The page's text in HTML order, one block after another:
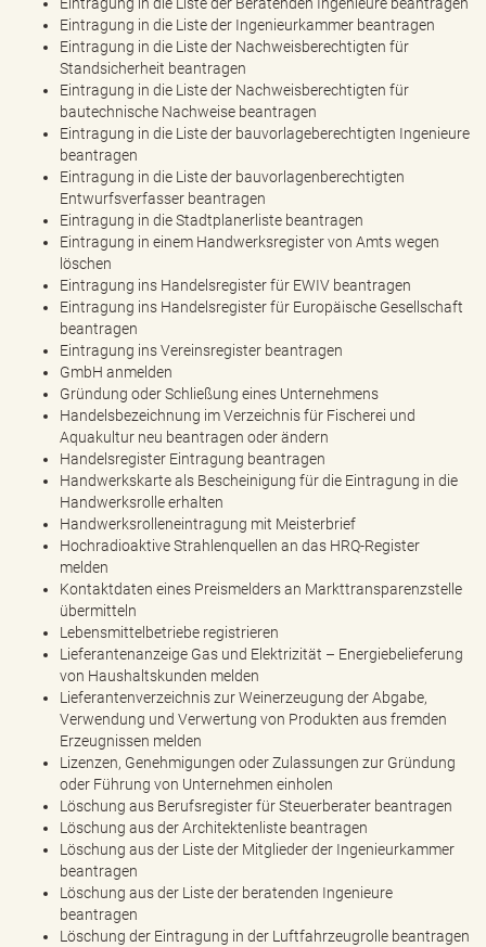
Eintragung in die Liste der Ingenieurkammer beantragen
Eintragung in die Liste der Nachweisberechtigten für
Standsicherheit beantragen
Eintragung in die Liste der Nachweisberechtigten für
bautechnische Nachweise beantragen
Eintragung in die Liste der bauvorlageberechtigten Ingenieure
beantragen
Eintragung in die Liste der bauvorlagenberechtigten
Entwurfsverfasser beantragen
Eintragung in die Stadtplanerliste beantragen
Eintragung in einem Handwerksregister von Amts wegen
löschen
Eintragung ins Handelsregister für EWIV beantragen
Eintragung ins Handelsregister für Europäische Gesellschaft
beantragen
Eintragung ins Vereinsregister beantragen
GmbH anmelden
Gründung oder Schließung eines Unternehmens
Handelsbezeichnung im Verzeichnis für Fischerei und
Aquakultur neu beantragen oder ändern
Handelsregister Eintragung beantragen
Handwerkskarte als Bescheinigung für die Eintragung in die
Handwerksrolle erhalten
Handwerksrolleneintragung mit Meisterbrief
Hochradioaktive Strahlenquellen an das HRQ-Register
melden
Kontaktdaten eines Preismelders an Markttransparenzstelle
übermitteln
Lebensmittelbetriebe registrieren
Lieferantenanzeige Gas und Elektrizität – Energiebelieferung
von Haushaltskunden melden
Lieferantenverzeichnis zur Weinerzeugung der Abgabe,
Verwendung und Verwertung von Produkten aus fremden
Erzeugnissen melden
Lizenzen, Genehmigungen oder Zulassungen zur Gründung
oder Führung von Unternehmen einholen
Löschung aus Berufsregister für Steuerberater beantragen
Löschung aus der Architektenliste beantragen
Löschung aus der Liste der Mitglieder der Ingenieurkammer
beantragen
Löschung aus der Liste der beratenden Ingenieure
beantragen
Löschung der Eintragung in der Luftfahrzeugrolle beantragen